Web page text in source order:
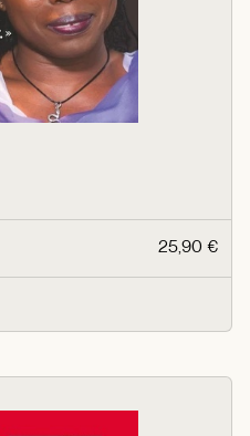
25,90 €